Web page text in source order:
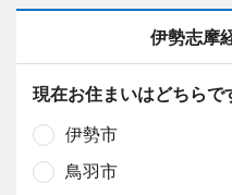
伊勢志摩
現在お住まいはどちらで
伊勢市
鳥羽市